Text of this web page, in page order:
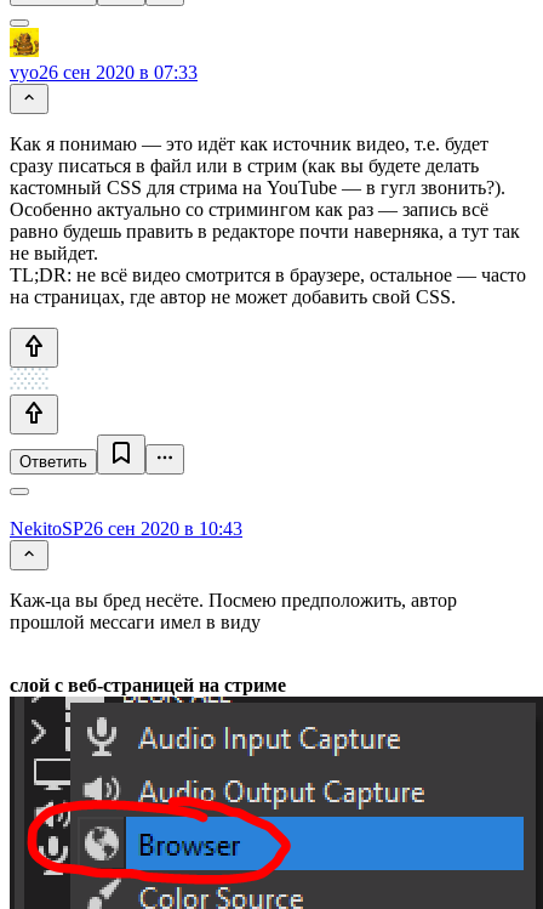
vyo26 сен 2020 в 07:33
Как я понимаю — это идёт как источник видео, т.е. будет
сразу писаться в файл или в стрим (как вы будете делать
кастомный CSS для стрима на YouTube — в гугл звонить?).
Особенно актуально со стримингом как раз — запись всё
равно будешь править в редакторе почти наверняка, а тут так
не выйдет.
TL;DR: не всё видео смотрится в браузере, остальное — часто
на страницах, где автор не может добавить свой CSS.
Ответить
NekitoSP26 сен 2020 в 10:43
Каж-ца вы бред несёте. Посмею предположить, автор
прошлой мессаги имел в виду
слой с веб-страницей на стриме